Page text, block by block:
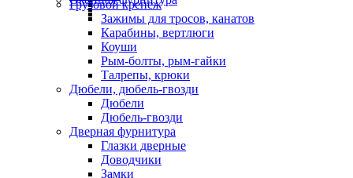
Грузовой крепеж
Зажимы для тросов, канатов
Карабины, вертлюги
Коуши
Рым-болты, рым-гайки
Талрепы, крюки
Дюбели, дюбель-гвозди
Дюбели
Дюбель-гвозди
Дверная фурнитура
Глазки дверные
Доводчики
Замки